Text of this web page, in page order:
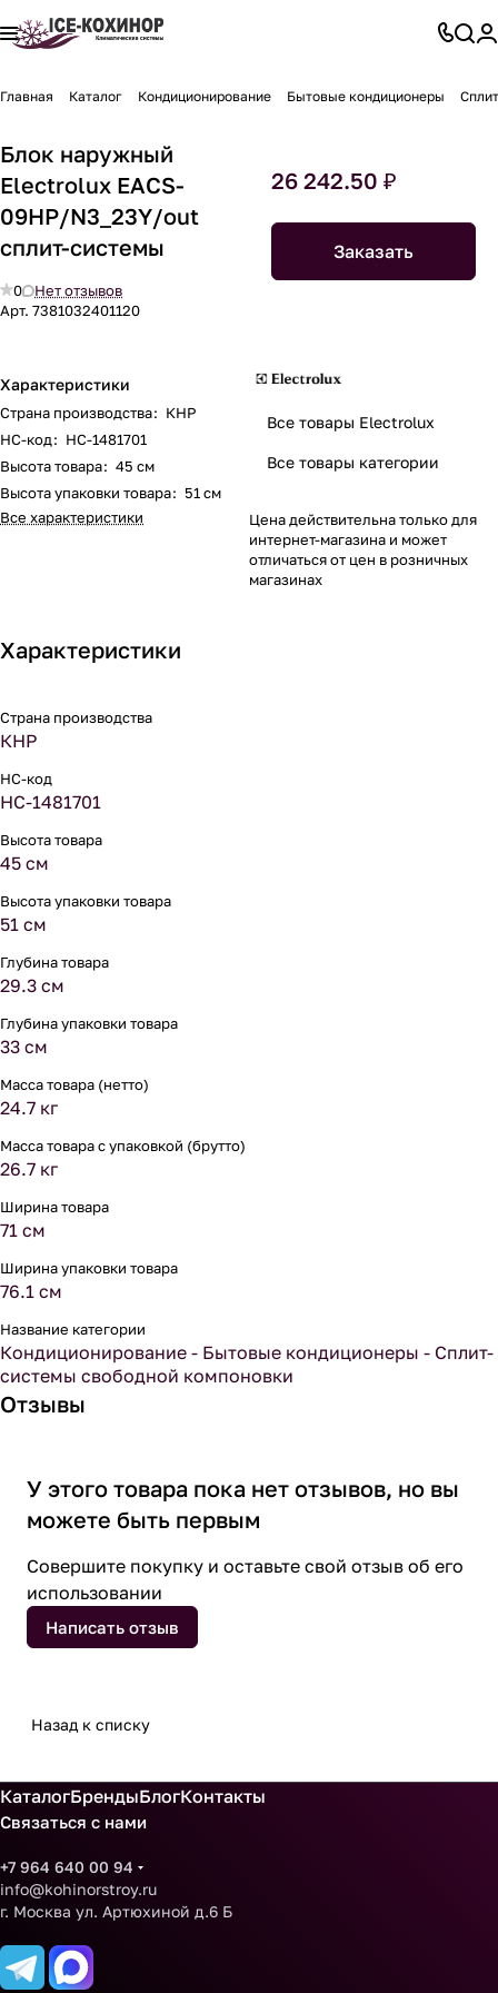
Главная Каталог Кондиционирование Бытовые кондиционеры
Блок наружный
Electrolux EACS-
09HP/N3_23Y/out
сплит-системы
0
Нет отзывов
Арт. 7381032401120
Характеристики
Страна производства: КНР
НС-код: НС-1481701
Высота товара: 45 см
Высота упаковки товара: 51 см
Все характеристики
26 242.50 ₽
Заказать
Все товары Electrolux
Все товары категории
Цена действительна только для
интернет-магазина и может
отличаться от цен в розничных
магазинах
Характеристики
Страна производства
КНР
НС-код
НС-1481701
Высота товара
45 см
Высота упаковки товара
51 см
Глубина товара
29.3 см
Глубина упаковки товара
33 см
Масса товара (нетто)
24.7 кг
Масса товара с упаковкой (брутто)
26.7 кг
Ширина товара
71 см
Ширина упаковки товара
76.1 см
Название категории
Кондиционирование - Бытовые кондиционеры - Сплит-
системы свободной компоновки
Отзывы
У этого товара пока нет отзывов, но вы
можете быть первым
Совершите покупку и оставьте свой отзыв об его
использовании
Написать отзыв
Назад к списку
КаталогБрендыБлогКонтакты
Связаться с нами
+7 964 640 00 94
info@kohinorstroy.ru
г. Москва ул. Артюхиной д.6 Б